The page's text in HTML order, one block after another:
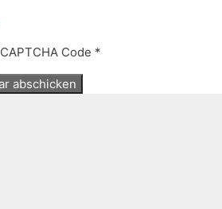
CAPTCHA Code *